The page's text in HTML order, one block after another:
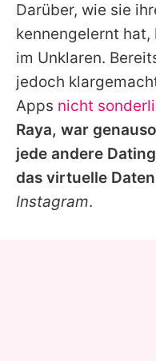
Darüber, wie sie
kennengelernt
im Unklaren.
jedoch
Apps nicht
Raya, war
jede andere
das virtuelle
Instagram.